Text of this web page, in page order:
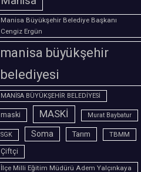
Manisa Büyükşehir Belediye Başkanı
Cengiz Ergün
manisa büyükşehir
belediyesi
MANİSA BÜYÜKŞEHİR BELEDİYESİ
maski MASKİ Murat Baybatur
SGK Soma Tarım TBMM
Çiftçi
İlçe Milli Eğitim Müdürü Adem Yalçınkaya